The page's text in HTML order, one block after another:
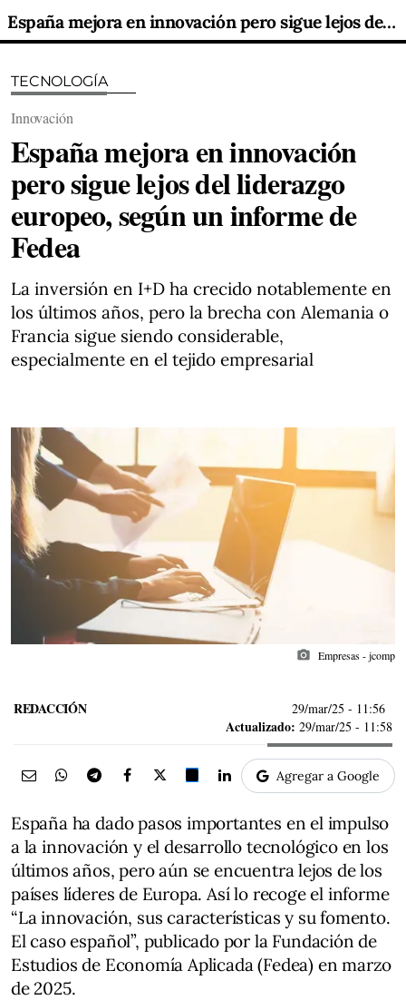
España mejora en innovación pero sigue lejos del liderazgo europeo, según un informe de Fedea
TECNOLOGÍA
Innovación
España mejora en innovación
pero sigue lejos del liderazgo
europeo, según un informe de
Fedea
La inversión en I+D ha crecido notablemente en
los últimos años, pero la brecha con Alemania o
Francia sigue siendo considerable,
especialmente en el tejido empresarial
photo_camera Empresas - jcomp
REDACCIÓN 29/mar/25 - 11:56
Actualizado: 29/mar/25 - 11:58
Agregar a Google
España ha dado pasos importantes en el impulso
a la innovación y el desarrollo tecnológico en los
últimos años, pero aún se encuentra lejos de los
países líderes de Europa. Así lo recoge el informe
“La innovación, sus características y su fomento.
El caso español”, publicado por la Fundación de
Estudios de Economía Aplicada (Fedea) en marzo
de 2025.